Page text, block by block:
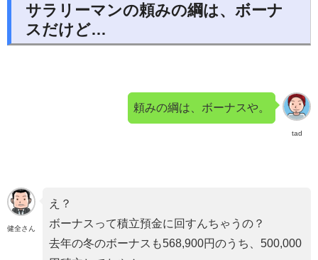
サラリーマンの頼みの綱は、ボーナ
スだけど…
tad
頼みの綱は、ボーナスや。
健全さん
え？
ボーナスって積立預金に回すんちゃうの？
去年の冬のボーナスも568,900円のうち、500,000